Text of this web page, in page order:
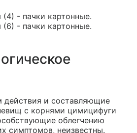
- пачки картонные.
- пачки картонные.
действия и составляющие
с корнями цимицифуги
облегчению
симптомов, неизвестны.